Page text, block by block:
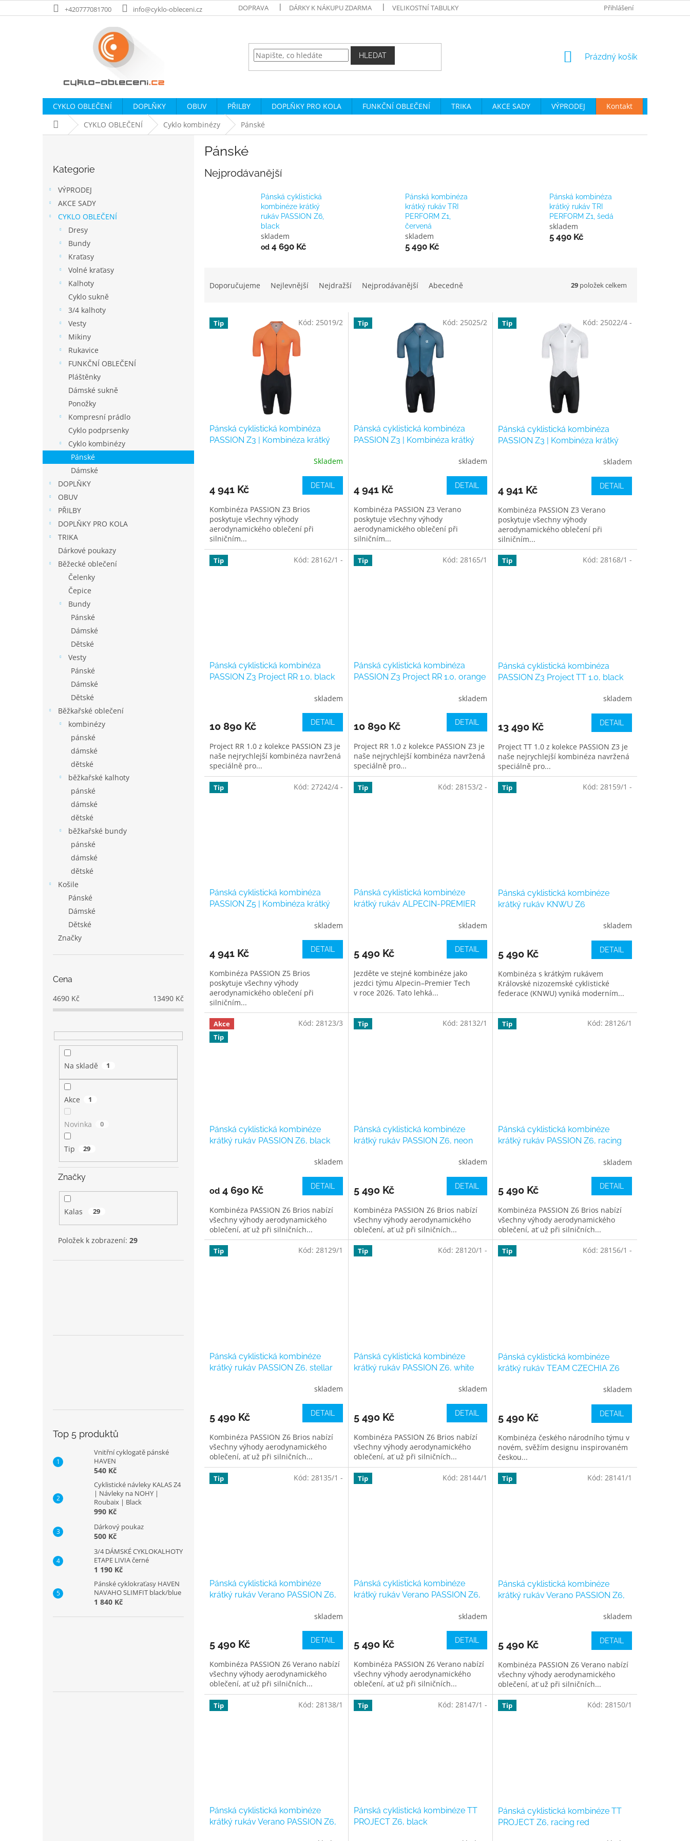
na
+420777081700 info@cyklo-obleceni.cz DOPRAVA DÁRKY K NÁKUPU ZDARMA VELIKOSTNÍ TABULKY OBCHODNÍ PODMÍNKY
Přihlášení
HLEDAT
NÁKUPNÍ
Prázdný košík
CYKLO OBLEČENÍ DOPLŇKY OBUV PŘILBY DOPLŇKY PRO KOLA FUNKČNÍ OBLEČENÍ TRIKA AKCE SADY VÝPRODEJ Kontakt
Domů CYKLO OBLEČENÍ Cyklo kombinézy Pánské
kategorie
Kategorie
VÝPRODEJ
AKCE SADY
CYKLO OBLEČENÍ
Dresy
Bundy
Kraťasy
Volné kraťasy
Kalhoty
Cyklo sukně
3/4 kalhoty
Vesty
Mikiny
Rukavice
FUNKČNÍ OBLEČENÍ
Pláštěnky
Dámské sukně
Ponožky
Kompresní prádlo
Cyklo podprsenky
Cyklo kombinézy
Pánské
Dámské
DOPLŇKY
OBUV
PŘILBY
DOPLŇKY PRO KOLA
TRIKA
Dárkové poukazy
Běžecké oblečení
Čelenky
Čepice
Bundy
Pánské
Dámské
Dětské
Vesty
Pánské
Dámské
Dětské
Běžkařské oblečení
kombinézy
pánské
dámské
dětské
běžkařské kalhoty
pánské
dámské
dětské
běžkařské bundy
pánské
dámské
dětské
Košile
Pánské
Dámské
Dětské
Značky
Cena
4690 Kč 13490 Kč
Na skladě 1
Akce 1
Novinka 0
Tip 29
Značky
Kalas 29
Položek k zobrazení: 29
Top 5 produktů
Vnitřní cyklogatě pánské
HAVEN
540 Kč
Cyklistické návleky KALAS Z4
| Návleky na NOHY |
Roubaix | Black
990 Kč
Dárkový poukaz
500 Kč
3/4 DÁMSKÉ CYKLOKALHOTY
ETAPE LIVIA černé
1 190 Kč
Pánské cyklokraťasy HAVEN
NAVAHO SLIMFIT black/blue
1 840 Kč
Pánské
Nejprodávanější
Pánská cyklistická
kombinéze krátký
rukáv PASSION Z6,
black
skladem
od 4 690 Kč
Pánská kombinéza
krátký rukáv TRI
PERFORM Z1,
červená
skladem
5 490 Kč
Pánská kombinéza
krátký rukáv TRI
PERFORM Z1, šedá
skladem
5 490 Kč
n
Doporučujeme Nejlevnější Nejdražší Nejprodávanější Abecedně 29 položek celkem
V Tip
Pánská cyklistická kombinéza
PASSION Z3 | Kombinéza krátký
Skladem
4 941 Kč DETAIL
Kombinéza PASSION Z3 Brios
poskytuje všechny výhody
aerodynamického oblečení při
silničním...
Kód: 25019/2 Tip
Pánská cyklistická kombinéza
PASSION Z3 | Kombinéza krátký
skladem
4 941 Kč DETAIL
Kombinéza PASSION Z3 Verano
poskytuje všechny výhody
aerodynamického oblečení při
silničním...
Kód: 25025/2 Tip
Pánská cyklistická kombinéza
PASSION Z3 | Kombinéza krátký
skladem
4 941 Kč DETAIL
Kombinéza PASSION Z3 Verano
poskytuje všechny výhody
aerodynamického oblečení při
silničním...
Kód: 25022/4 -
Tip
Pánská cyklistická kombinéza
PASSION Z3 Project RR 1.0, black
skladem
10 890 Kč DETAIL
Project RR 1.0 z kolekce PASSION Z3 je
naše nejrychlejší kombinéza navržená
speciálně pro...
Kód: 28162/1 - Tip
Pánská cyklistická kombinéza
PASSION Z3 Project RR 1.0, orange
skladem
10 890 Kč DETAIL
Project RR 1.0 z kolekce PASSION Z3 je
naše nejrychlejší kombinéza navržená
speciálně pro...
Kód: 28165/1 Tip
Pánská cyklistická kombinéza
PASSION Z3 Project TT 1.0, black
skladem
13 490 Kč DETAIL
Project TT 1.0 z kolekce PASSION Z3 je
naše nejrychlejší kombinéza navržená
speciálně pro...
Kód: 28168/1 -
Tip
Pánská cyklistická kombinéza
PASSION Z5 | Kombinéza krátký
skladem
4 941 Kč DETAIL
Kombinéza PASSION Z5 Brios
poskytuje všechny výhody
aerodynamického oblečení při
silničním...
Kód: 27242/4 - Tip
Pánská cyklistická kombinéze
krátký rukáv ALPECIN-PREMIER
skladem
5 490 Kč DETAIL
Jezděte ve stejné kombinéze jako
jezdci týmu Alpecin–Premier Tech
v roce 2026. Tato lehká...
Kód: 28153/2 - Tip
Pánská cyklistická kombinéze
krátký rukáv KNWU Z6
skladem
5 490 Kč DETAIL
Kombinéza s krátkým rukávem
Královské nizozemské cyklistické
federace (KNWU) vyniká moderním...
Kód: 28159/1 -
Akce
Tip
Pánská cyklistická kombinéze
krátký rukáv PASSION Z6, black
skladem
od 4 690 Kč DETAIL
Kombinéza PASSION Z6 Brios nabízí
všechny výhody aerodynamického
oblečení, ať už při silničních...
Kód: 28123/3 Tip
Pánská cyklistická kombinéze
krátký rukáv PASSION Z6, neon
skladem
5 490 Kč DETAIL
Kombinéza PASSION Z6 Brios nabízí
všechny výhody aerodynamického
oblečení, ať už při silničních...
Kód: 28132/1 Tip
Pánská cyklistická kombinéze
krátký rukáv PASSION Z6, racing
skladem
5 490 Kč DETAIL
Kombinéza PASSION Z6 Brios nabízí
všechny výhody aerodynamického
oblečení, ať už při silničních...
Kód: 28126/1
Tip
Pánská cyklistická kombinéze
krátký rukáv PASSION Z6, stellar
skladem
5 490 Kč DETAIL
Kombinéza PASSION Z6 Brios nabízí
všechny výhody aerodynamického
oblečení, ať už při silničních...
Kód: 28129/1 Tip
Pánská cyklistická kombinéze
krátký rukáv PASSION Z6, white
skladem
5 490 Kč DETAIL
Kombinéza PASSION Z6 Brios nabízí
všechny výhody aerodynamického
oblečení, ať už při silničních...
Kód: 28120/1 - Tip
Pánská cyklistická kombinéze
krátký rukáv TEAM CZECHIA Z6
skladem
5 490 Kč DETAIL
Kombinéza českého národního týmu v
novém, svěžím designu inspirovaném
českou...
Kód: 28156/1 -
Tip
Pánská cyklistická kombinéze
krátký rukáv Verano PASSION Z6,
skladem
5 490 Kč DETAIL
Kombinéza PASSION Z6 Verano nabízí
všechny výhody aerodynamického
oblečení, ať už při silničních...
Kód: 28135/1 - Tip
Pánská cyklistická kombinéze
krátký rukáv Verano PASSION Z6,
skladem
5 490 Kč DETAIL
Kombinéza PASSION Z6 Verano nabízí
všechny výhody aerodynamického
oblečení, ať už při silničních...
Kód: 28144/1 Tip
Pánská cyklistická kombinéze
krátký rukáv Verano PASSION Z6,
skladem
5 490 Kč DETAIL
Kombinéza PASSION Z6 Verano nabízí
všechny výhody aerodynamického
oblečení, ať už při silničních...
Kód: 28141/1
Tip
Pánská cyklistická kombinéze
krátký rukáv Verano PASSION Z6,
Kód: 28138/1 Tip
Pánská cyklistická kombinéze TT
PROJECT Z6, black
Kód: 28147/1 - Tip
Pánská cyklistická kombinéze TT
PROJECT Z6, racing red
Kód: 28150/1